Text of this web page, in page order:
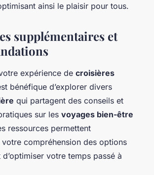
ainsi le plaisir pour tous.
supplémentaires et
expérience de croisières
bénéfique d’explorer divers
qui partagent des conseils et
sur les voyages bien-être
ressources permettent
votre compréhension des options
votre temps passé à